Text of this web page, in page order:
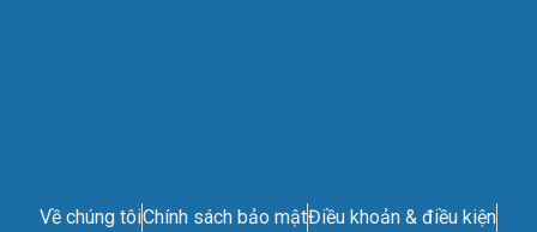
Về chúng tôiChính sách bảo mậtĐiều khoản & điều kiện